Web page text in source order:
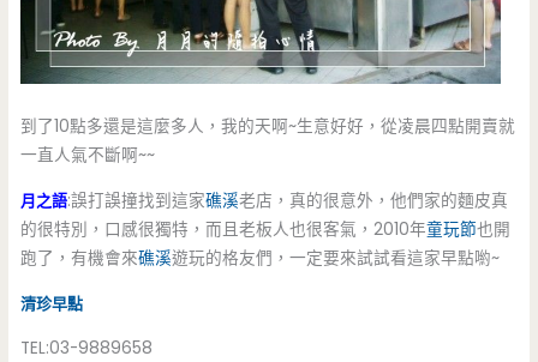
到了10點多還是這麼多人，我的天啊~生意好好，從凌晨四點開賣就
一直人氣不斷啊~~
月之語:誤打誤撞找到這家礁溪老店，真的很意外，他們家的麵皮真
的很特別，口感很獨特，而且老板人也很客氣，2010年童玩節也開
跑了，有機會來礁溪遊玩的格友們，一定要來試試看這家早點喲~
清珍早點
TEL:03-9889658